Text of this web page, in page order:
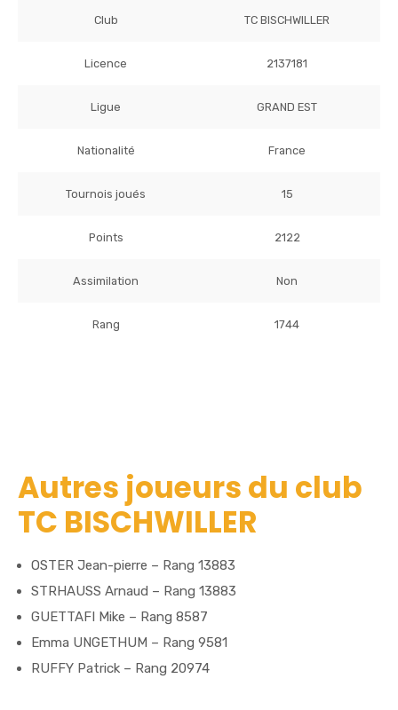
Club TC BISCHWILLER
Licence 2137181
Ligue GRAND EST
Nationalité France
Tournois joués 15
Points 2122
Assimilation Non
Rang 1744
Autres joueurs du club
TC BISCHWILLER
OSTER Jean-pierre – Rang 13883
STRHAUSS Arnaud – Rang 13883
GUETTAFI Mike – Rang 8587
Emma UNGETHUM – Rang 9581
RUFFY Patrick – Rang 20974